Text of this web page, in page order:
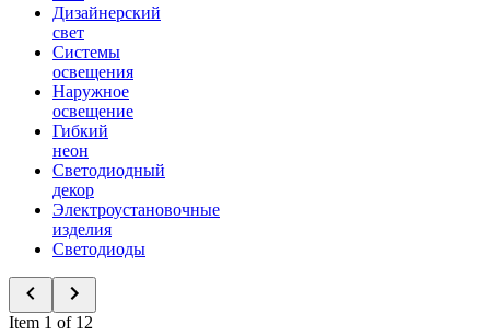
Дизайнерский
свет
Системы
освещения
Наружное
освещение
Гибкий
неон
Светодиодный
декор
Электроустановочные
изделия
Светодиоды
Item 1 of 12